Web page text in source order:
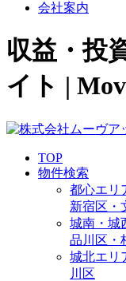
会社案内
収益・投
イト |
TOP
物件検索
都心エリ
新宿区・
城南・城
品川区・
城北エリ
川区